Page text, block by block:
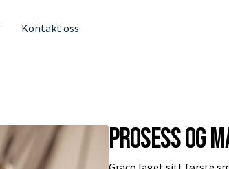
Kontakt oss
Prosess og